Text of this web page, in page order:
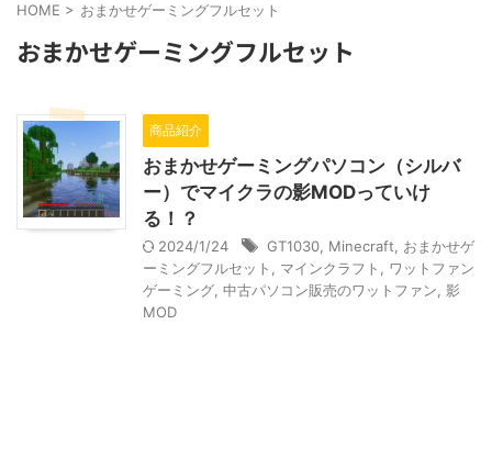
HOME > おまかせゲーミングフルセット
おまかせゲーミングフルセット
商品紹介
おまかせゲーミングパソコン（シルバ
ー）でマイクラの影MODっていけ
る！？
2024/1/24 GT1030 Minecraft
おまかせゲ
ーミングフルセット
マインクラフト
ワットファン
ゲーミング 中古パソコン販売のワットファン 影
MOD